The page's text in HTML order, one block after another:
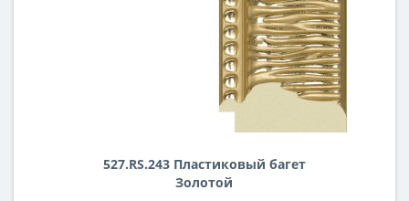
527.RS.243 Пластиковый багет
Золотой